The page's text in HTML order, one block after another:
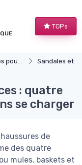
TOPs
Sandales et
: quatre
se charger
de
des quatre
mules, baskets et